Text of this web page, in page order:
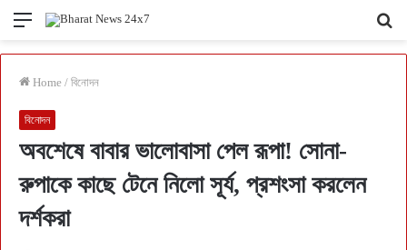
Menu
Home / বিনোদন
বিনোদন
অবশেষে বাবার ভালোবাসা পেল রূপা! সোনা-
রুপাকে কাছে টেনে নিলো সূর্য, প্রশংসা করলেন
দর্শকরা